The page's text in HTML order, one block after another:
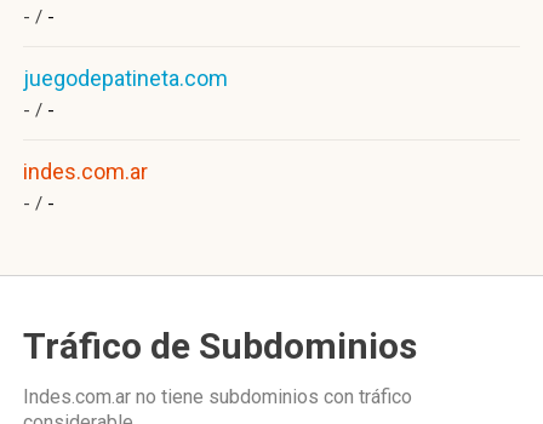
- / -
juegodepatineta.com
- / -
indes.com.ar
- / -
Tráfico de Subdominios
Indes.com.ar no tiene subdominios con tráfico